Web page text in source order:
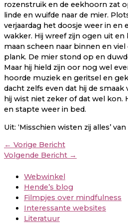
rozenstruik en de eekhoorn zat
linde en wuifde naar de mier.
verjaardag het doosje weer in en
wakker. Hij wreef zijn ogen uit en
maan scheen naar binnen en
plank. De mier stond op en
Maar hij hield zijn oor nog wel
hoorde muziek en geritsel en
dacht zelfs even dat hij de
hij wist niet zeker of dat wel kon.
en stapte weer in bed.
Uit: ‘Misschien wisten zij alles’
← Vorige Bericht
Volgende Bericht →
Webwinkel
Hende’s blog
Filmpjes over mindfulness
Interessante websites
Literatuur